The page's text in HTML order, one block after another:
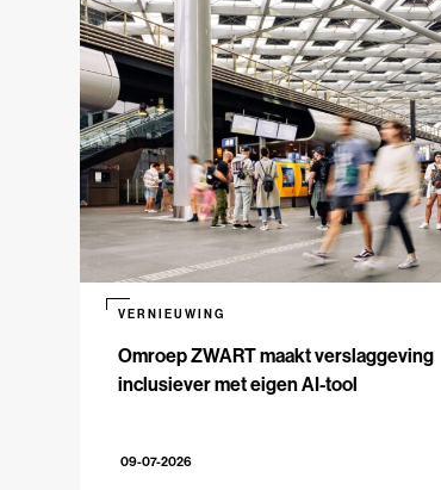
Omroep ZWART maakt verslaggeving
inclusiever met eigen AI-tool
VERNIEUWING
09-07-2026